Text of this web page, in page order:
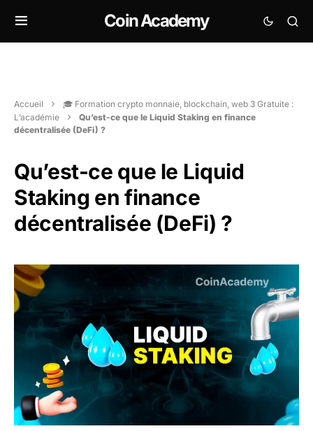
Coin Academy
Accueil
🎓 Formation crypto monnaie, blockchain, web 3 Gratuite :
L’académie
Qu’est-ce que le Liquid Staking en finance
décentralisée (DeFi) ?
Qu’est-ce que le Liquid
Staking en finance
décentralisée (DeFi) ?